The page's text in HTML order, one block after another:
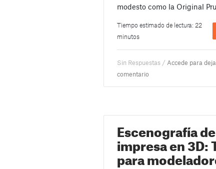
modesto como la Original
Tiempo estimado de lectura: 22
minutos
Sin Respuestas / Accede para
comentario
Escenografía
impresa en 3D:
para